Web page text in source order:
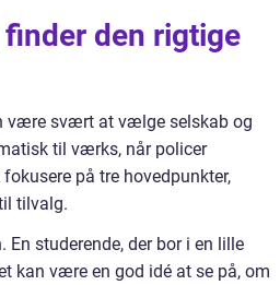
den rigtige
være svært at vælge selskab og
til værks, når policer
på tre hovedpunkter,
tilvalg.
studerende, der bor i en lille
kan være en god idé at se på, om